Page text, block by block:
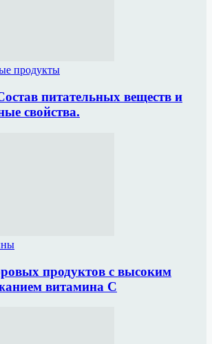
продукты
питательных веществ и
свойства.
продуктов с высоким
витамина С